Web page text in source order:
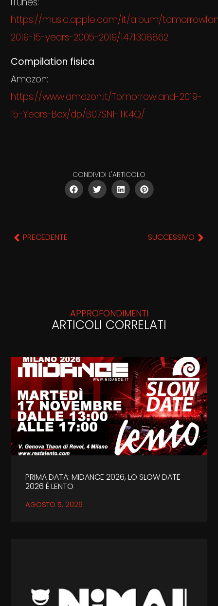
https://music.apple.com/it/album/
2019-15-years-2005-2019/1471308862
Compilation fisica
Amazon:
https://www.amazon.it/Tomorrowland-2019-
15-Years-Box/dp/B07SNHTK4Q/
CONDIVIDI L'ARTICOLO
PRECEDENTE SUCCESSIVO
APPROFONDIMENTI
ARTICOLI CORRELATI
PRIMA DATA: MIDANCE 2026, LO SLOW DATE
2026 È LENTO
AGOSTO 5, 2026